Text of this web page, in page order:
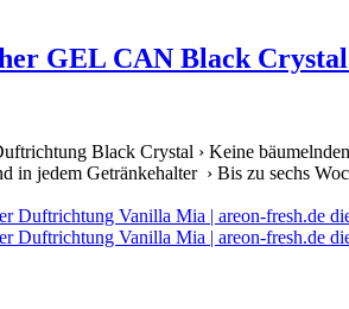
GEL CAN Black
Black Crystal › Keine
in jedem Getränkehalter › Bis zu sechs